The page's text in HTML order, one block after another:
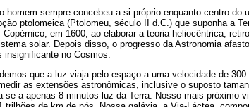
homem sempre concebeu a si próprio enquanto centro do
ptolomeica (Ptolomeu, século II d.C.) que suponha a
em 1600, ao elaborar a teoria heliocêntrica,
solar. Depois disso, o progresso da Astronomia
no Cosmos.
que a luz viaja pelo espaço a uma velocidade de
as extensões astronômicas, inclusive o suposto
se a apenas 8 minutos-luz da Terra. Nosso mais próximo